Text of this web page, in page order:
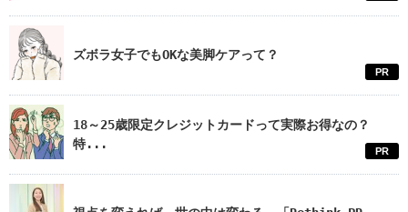
ズボラ女子でもOKな美脚ケアって？
PR
18～25歳限定クレジットカードって実際お得なの？
特...
PR